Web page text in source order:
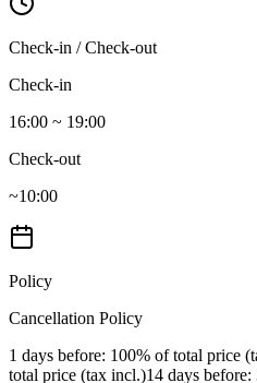
Check-in / Check-out
Check-in
16:00 ~ 19:00
Check-out
~10:00
Policy
Cancellation Policy
1 days before: 100% of total price
total price (tax incl.)14 days before: